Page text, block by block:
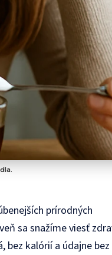
prírodných
sa snažíme viesť
bez kalórií a údajne bez